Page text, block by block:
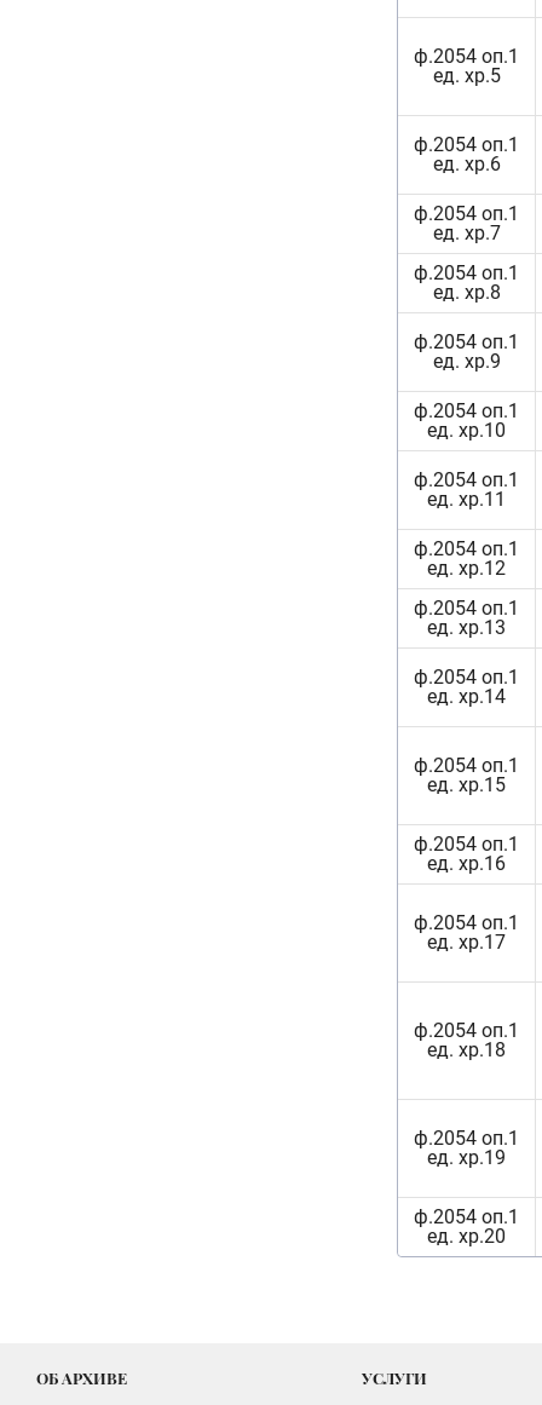
ф.2054 оп.1
ед. хр.5
ф.2054 оп.1
ед. хр.6
ф.2054 оп.1
ед. хр.7
ф.2054 оп.1
ед. хр.8
ф.2054 оп.1
ед. хр.9
ф.2054 оп.1
ед. хр.10
ф.2054 оп.1
ед. хр.11
ф.2054 оп.1
ед. хр.12
ф.2054 оп.1
ед. хр.13
ф.2054 оп.1
ед. хр.14
ф.2054 оп.1
ед. хр.15
ф.2054 оп.1
ед. хр.16
ф.2054 оп.1
ед. хр.17
ф.2054 оп.1
ед. хр.18
ф.2054 оп.1
ед. хр.19
ф.2054 оп.1
ед. хр.20
ОБ АРХИВЕ УСЛУГИ